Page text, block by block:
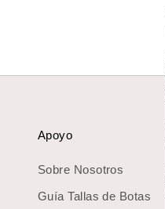
Apoyo
Sobre Nosotros
Guía Tallas de Botas